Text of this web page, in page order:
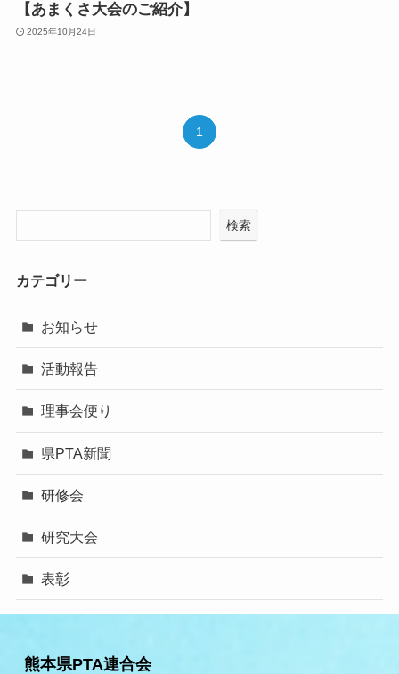
【あまくさ大会のご紹介】
2025年10月24日
1
検索
カテゴリー
お知らせ
活動報告
理事会便り
県PTA新聞
研修会
研究大会
表彰
熊本県PTA連合会